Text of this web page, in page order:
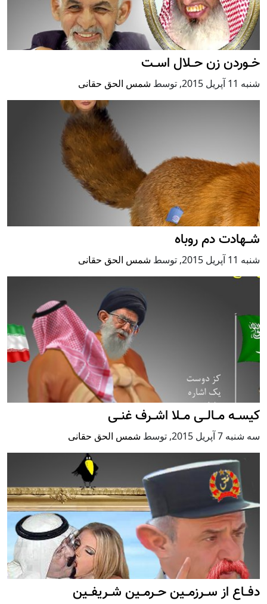
خــوردن زن حــلال اســت
شنبه 11 آپریل 2015 , توسط شمس الحق حقانی
شــهادت دم روباه
شنبه 11 آپریل 2015 , توسط شمس الحق حقانی
کیســه مــالــی مــلا اشــرف غنــی
سه شنبه 7 آپریل 2015 , توسط شمس الحق حقانی
دفــاع از ســرزمــین حــرمــین شــریفــین